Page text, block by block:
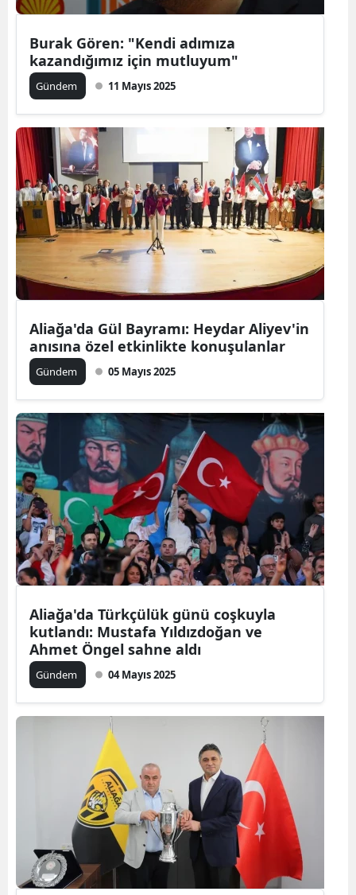
Burak Gören: "Kendi adımıza
kazandığımız için mutluyum"
Gündem 11 Mayıs 2025
Aliağa'da Gül Bayramı: Heydar Aliyev'in
anısına özel etkinlikte konuşulanlar
Gündem 05 Mayıs 2025
Aliağa'da Türkçülük günü coşkuyla
kutlandı: Mustafa Yıldızdoğan ve
Ahmet Öngel sahne aldı
Gündem 04 Mayıs 2025